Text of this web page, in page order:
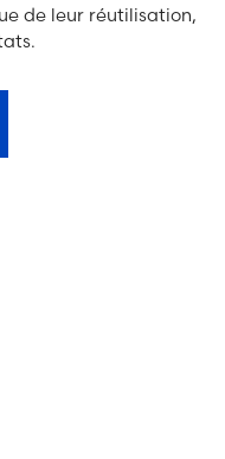
de leur réutilisation,